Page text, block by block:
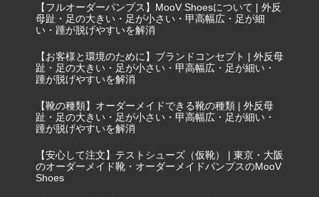
【フルオーダーパンプス】MooV Shoesについて | 外反
母趾・足の大きい・足が小さい・甲高幅広・足が細
い・踵が脱げやすいを解消
【お客様と環境のために】ブランドコンセプト | 外反母
趾・足の大きい・足が小さい・甲高幅広・足が細い・
踵が脱げやすいを解消
【靴の種類】オーダーメイドできる靴の種類 | 外反母
趾・足の大きい・足が小さい・甲高幅広・足が細い・
踵が脱げやすいを解消
【安心して注文】テストシューズ（仮靴） | 東京・大阪
のオーダーメイド靴・オーダーメイドパンプスのMooV
Shoes